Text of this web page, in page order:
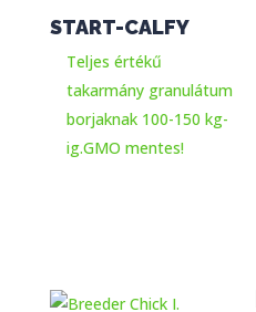
START-CALFY
Teljes értékű
takarmány granulátum
borjaknak 100-150 kg-
ig.GMO mentes!